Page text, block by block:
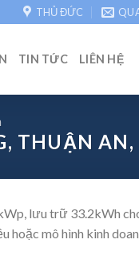
THỦ ĐỨC
TIN TỨC LIÊN HỆ
THUẬN
lưu trữ 33.2kWh
hoặc mô hình kinh